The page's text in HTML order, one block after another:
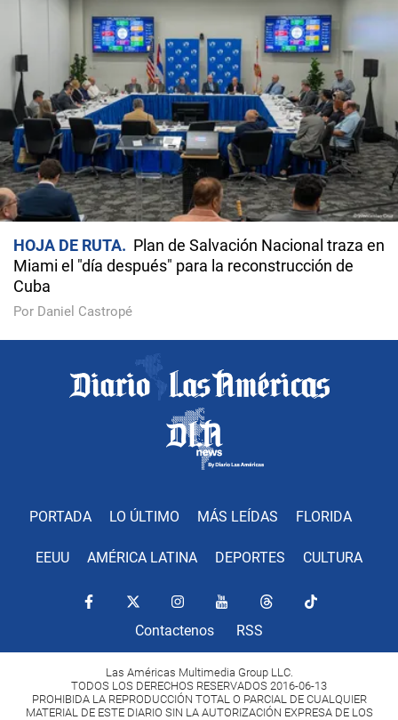
HOJA DE RUTA
Plan de Salvación Nacional traza en
Miami el "día después" para la reconstrucción de
Cuba
Por Daniel Castropé
PORTADA LO ÚLTIMO MÁS LEÍDAS FLORIDA
EEUU AMÉRICA LATINA DEPORTES CULTURA
Contactenos RSS
Las Américas Multimedia Group LLC.
TODOS LOS DERECHOS RESERVADOS 2016-06-13
PROHIBIDA LA REPRODUCCIÓN TOTAL O PARCIAL DE CUALQUIER
MATERIAL DE ESTE DIARIO SIN LA AUTORIZACIÓN EXPRESA DE LOS